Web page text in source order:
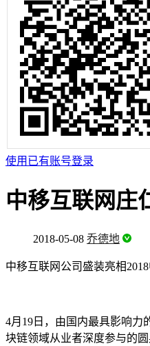
使用已有账号登录
中移互联网庄
2018-05-08 乔德地
中移互联网公司盛装亮相
4月19日，由国内最具影响力
块链领域从业者深度参与的